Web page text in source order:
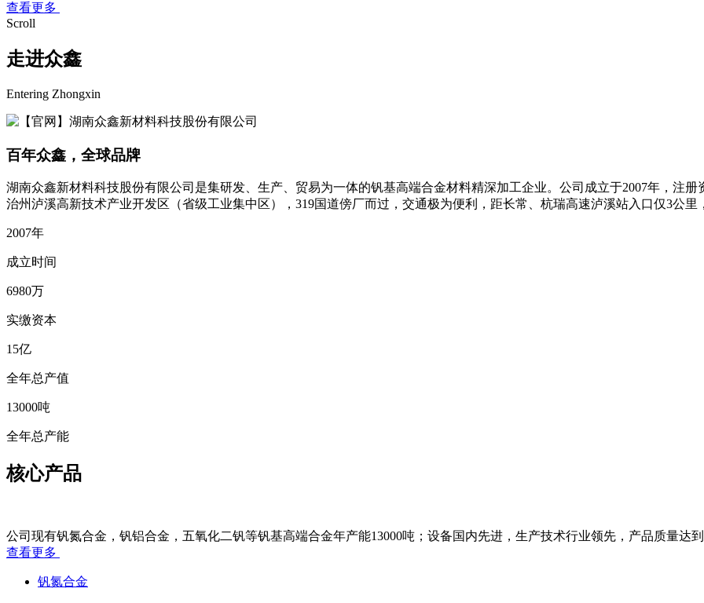
查看更多
Scroll
走进众鑫
Entering Zhongxin
百年众鑫，全球品牌
湖南众鑫新材料科技股份有限公司是集研发、生产、贸易为一体的钒基高端合金材料精深加工企业。公司成立于2007年，注
治州泸溪高新技术产业开发区（省级工业集中区），319国道傍厂而过，交通极为便利，距长常、杭瑞高速泸溪站入口仅3公里
2007年
成立时间
6980万
实缴资本
15亿
全年总产值
13000吨
全年总产能
核心产品
公司现有钒氮合金，钒铝合金，五氧化二钒等钒基高端合金年产能13000吨；设备国内先进，生产技术行业领先，产品质量达到
查看更多
钒氮合金